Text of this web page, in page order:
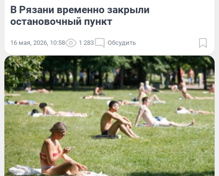
В Рязани временно закрыли
остановочный пункт
16 мая, 2026, 10:58 1 283 Обсудить